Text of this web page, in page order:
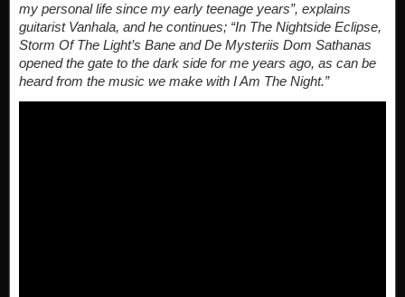
my personal life since my early teenage years”, explains
guitarist Vanhala, and he continues; “In The Nightside Eclipse,
Storm Of The Light’s Bane and De Mysteriis Dom Sathanas
opened the gate to the dark side for me years ago, as can be
heard from the music we make with I Am The Night.”